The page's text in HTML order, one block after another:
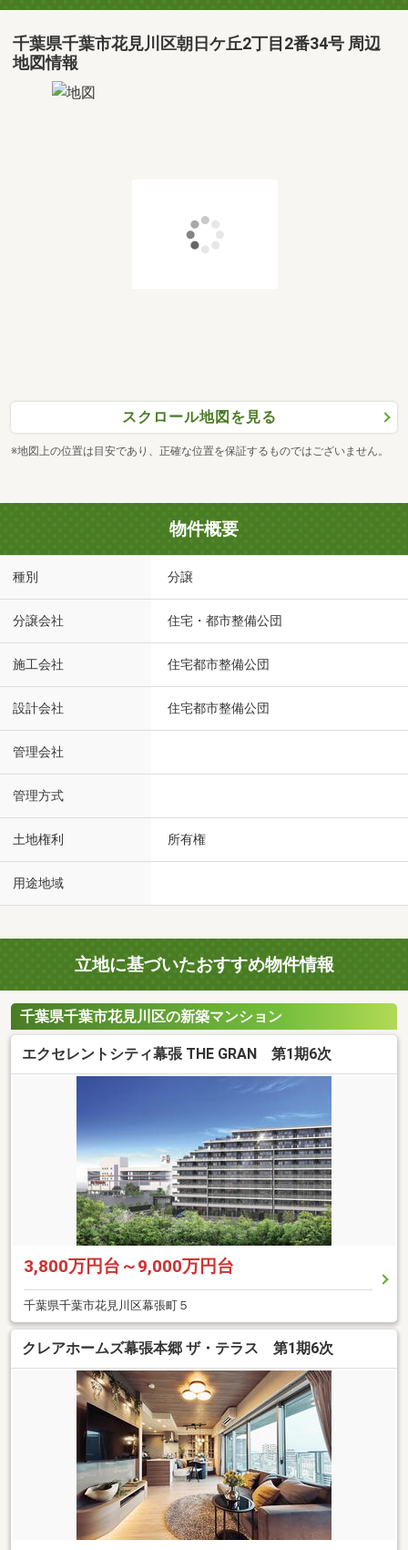
千葉県千葉市花見川区朝日ケ丘2丁目2番34号 周辺
地図情報
スクロール地図を見る
※地図上の位置は目安であり、正確な位置を保証するものではございません。
物件概要
種別 分譲
分譲会社 住宅・都市整備公団
施工会社 住宅都市整備公団
設計会社 住宅都市整備公団
管理会社
管理方式
土地権利 所有権
用途地域
立地に基づいたおすすめ物件情報
千葉県千葉市花見川区の新築マンション
エクセレントシティ幕張 THE GRAN 第1期6次
3,800万円台～9,000万円台
千葉県千葉市花見川区幕張町５
クレアホームズ幕張本郷 ザ・テラス 第1期6次